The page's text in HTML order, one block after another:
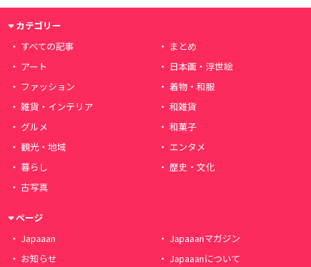
カテゴリー
すべての記事
まとめ
アート
日本画・浮世絵
ファッション
着物・和服
雑貨・インテリア
和雑貨
グルメ
和菓子
観光・地域
エンタメ
暮らし
歴史・文化
古写真
ページ
Japaaan
Japaaanマガジン
お知らせ
Japaaanについて